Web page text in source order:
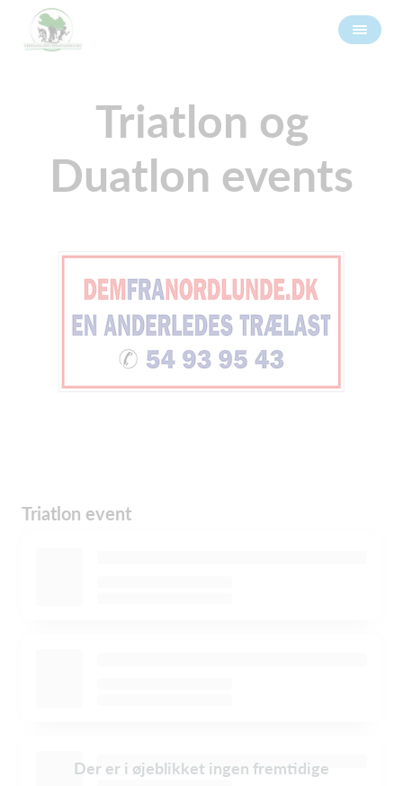
Triatlon og
Duatlon events
Triatlon event
Der er i øjeblikket ingen fremtidige